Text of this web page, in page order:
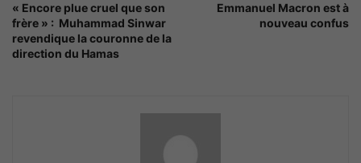
« Encore plue cruel que son
frère » : Muhammad Sinwar
revendique la couronne de la
direction du Hamas
Emmanuel Macron est à
nouveau confus